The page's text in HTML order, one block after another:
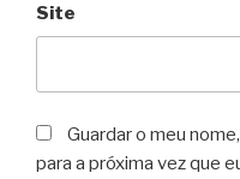
Site
Guardar o meu
para a próxima vez que